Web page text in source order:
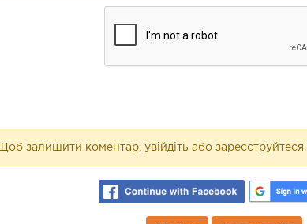
Щоб залишити коментар, увійдіть або зареєструйтеся.